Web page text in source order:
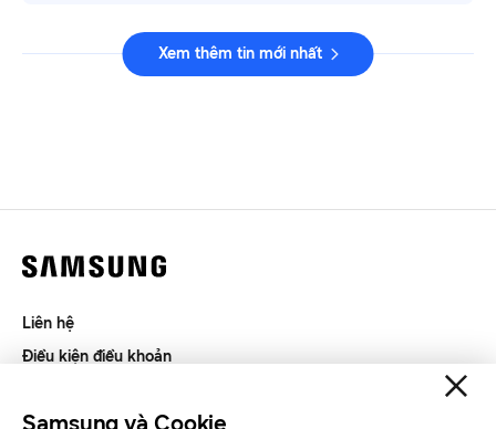
Xem thêm tin mới nhất
Liên hệ
Điều kiện điều khoản
SAMSUNG.COM